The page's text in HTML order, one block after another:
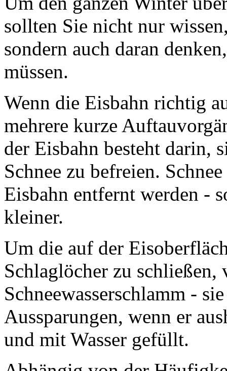
sollten Sie nicht nur
sondern auch daran
müssen.
Wenn die Eisbahn richtig
mehrere kurze
der Eisbahn besteht darin,
Schnee zu befreien.
Eisbahn entfernt werden -
kleiner.
Um die auf der
Schlaglöcher zu schließen,
Schneewasserschlamm -
Aussparungen, wenn er
und mit Wasser gefüllt.